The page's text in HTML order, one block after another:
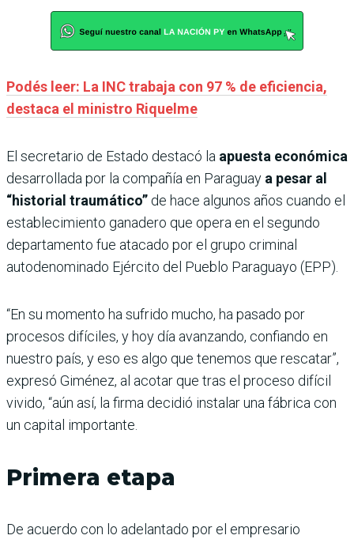
Podés leer: La INC trabaja con 97 % de eficiencia,
destaca el ministro Riquelme
El secretario de Estado destacó la apuesta económica
desarrollada por la compañía en Paraguay a pesar al
“historial traumático” de hace algunos años cuando el
establecimiento ganadero que opera en el segundo
departamento fue atacado por el grupo criminal
autodenominado Ejército del Pueblo Paraguayo (EPP).
“En su momento ha sufrido mucho, ha pasado por
procesos difíciles, y hoy día avanzando, confiando en
nuestro país, y eso es algo que tenemos que rescatar”,
expresó Giménez, al acotar que tras el proceso difícil
vivido, “aún así, la firma decidió instalar una fábrica con
un capital importante.
Primera etapa
De acuerdo con lo adelantado por el empresario